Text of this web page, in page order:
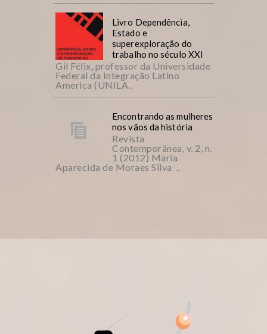
Livro Dependência,
Estado e
superexploração do
trabalho no século XXI
Gil Félix, professor da Universidade
Federal da Integração Latino
America (UNILA..
Encontrando as mulheres
nos vãos da história
Revista
Contemporânea, v. 2, n.
1 (2012) Maria
Aparecida de Moraes Silva ..